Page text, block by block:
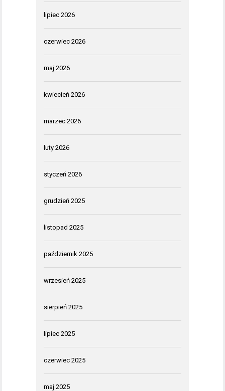
lipiec 2026
czerwiec 2026
maj 2026
kwiecień 2026
marzec 2026
luty 2026
styczeń 2026
grudzień 2025
listopad 2025
październik 2025
wrzesień 2025
sierpień 2025
lipiec 2025
czerwiec 2025
maj 2025